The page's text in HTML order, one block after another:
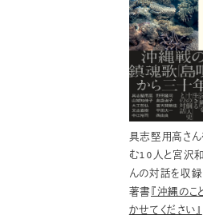
具志堅用高さん
む10人と宮沢
んの対話を収録
著書『沖縄のこ
かせてください』